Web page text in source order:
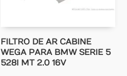
FILTRO DE AR CABINE
WEGA PARA BMW SERIE 5
528I MT 2.0 16V